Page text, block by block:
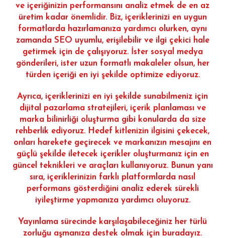
ve içeriğinizin performansını analiz etmek de en az
üretim kadar önemlidir. Biz, içeriklerinizi en uygun
formatlarda hazırlamanıza yardımcı olurken, aynı
zamanda SEO uyumlu, erişilebilir ve ilgi çekici hale
getirmek için de çalışıyoruz. İster sosyal medya
gönderileri, ister uzun formatlı makaleler olsun, her
türden içeriği en iyi şekilde optimize ediyoruz.
Ayrıca, içeriklerinizi en iyi şekilde sunabilmeniz için
dijital pazarlama stratejileri, içerik planlaması ve
marka bilinirliği oluşturma gibi konularda da size
rehberlik ediyoruz. Hedef kitlenizin ilgisini çekecek,
onları harekete geçirecek ve markanızın mesajını en
güçlü şekilde iletecek içerikler oluşturmanız için en
güncel teknikleri ve araçları kullanıyoruz. Bunun yanı
sıra, içeriklerinizin farklı platformlarda nasıl
performans gösterdiğini analiz ederek sürekli
iyileştirme yapmanıza yardımcı oluyoruz.
Yayınlama sürecinde karşılaşabileceğiniz her türlü
zorluğu aşmanıza destek olmak için buradayız.